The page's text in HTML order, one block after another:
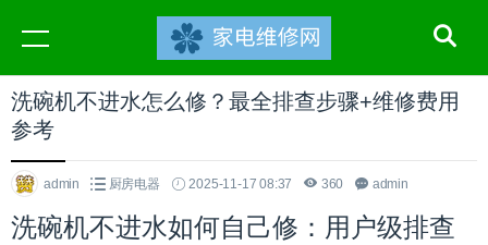
洗碗机不进水怎么修？最全排查步骤+维修费用
参考
admin 厨房电器 2025-11-17 08:37 360 admin
洗碗机不进水如何自己修：用户级排查